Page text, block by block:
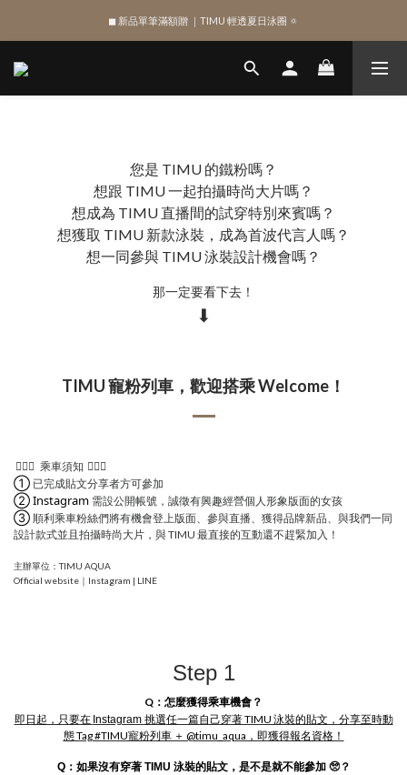
SIGN UP , Get NTD$100 ✨
◼︎ 新品單筆滿額贈 ｜TIMU 輕透夏日泳圈 🔅
SIGN UP , Get NTD$100 ✨
您是 TIMU 的鐵粉嗎？
想跟 TIMU 一起拍攝時尚大片嗎？
想成為 TIMU 直播間的試穿特別來賓嗎？
想獲取 TIMU 新款泳裝，成為首波代言人嗎？
想一同參與 TIMU 泳裝設計機會嗎？
那一定要看下去！
⬇
TIMU 寵粉列車，歡迎搭乘 Welcome！
👩🏼‍✈️ 乘車須知 👩🏼‍✈️
① 已完成貼文分享者方可參加
②Instagram 需設公開帳號 ，誠徵有興趣經營個人形象版面的女孩
③ 順利乘車粉絲們將有機會登上版面、參與直播、 獲得品牌新品、與我們一同
設計款式並且拍攝時尚大片，與 TIMU 最直接的互動還不趕緊加入！
主辦單位：TIMU AQUA
Official website ｜ Instagram | LINE
Step 1
Q：怎麼獲得乘車機會？
即日起，只要在 Instagram 挑選任一篇自己穿著 TIMU 泳裝的貼文，分享至時動
態 Tag #TIMU寵粉列車 ＋ @timu_aqua，即獲得報名資格！
Q：如果沒有穿著 TIMU 泳裝的貼文，是不是就不能參加 🥺？